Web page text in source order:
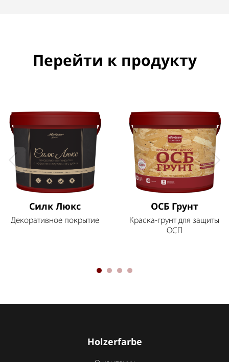
Перейти к продукту
Силк Люкс
Декоративное покрытие
ОСБ Грунт
Краска-грунт для защиты
ОСП
Holzerfarbe